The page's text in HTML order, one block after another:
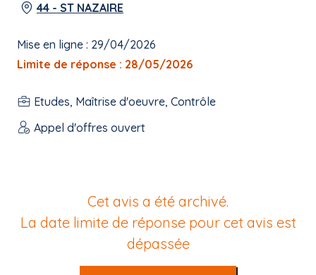
44 - ST NAZAIRE
Mise en ligne : 29/04/2026
Limite de réponse : 28/05/2026
Etudes, Maîtrise d'oeuvre, Contrôle
Appel d'offres ouvert
Cet avis a été archivé.
La date limite de réponse pour cet avis est
dépassée